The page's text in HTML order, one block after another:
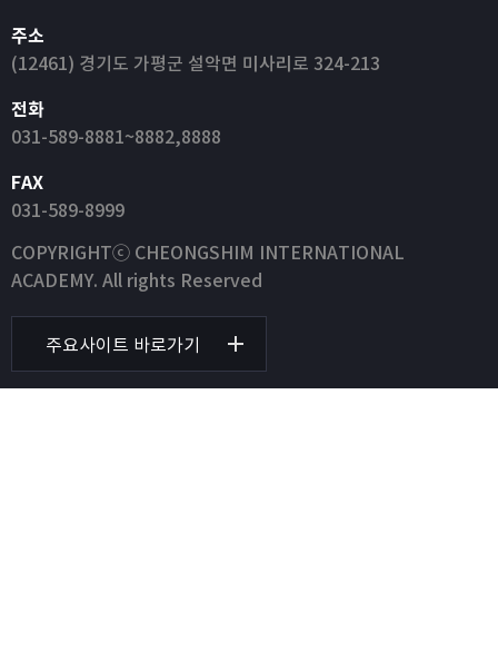
주소
(12461) 경기도 가평군 설악면 미사리로 324-213
전화
031-589-8881~8882,8888
FAX
031-589-8999
COPYRIGHTⓒ CHEONGSHIM INTERNATIONAL
ACADEMY. All rights Reserved
주요사이트 바로가기